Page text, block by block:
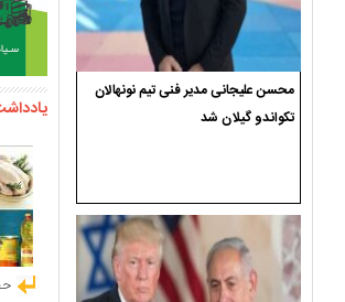
محسن علیجانی مدیر فنی تیم نونهالان
تکواندو گیلان شد